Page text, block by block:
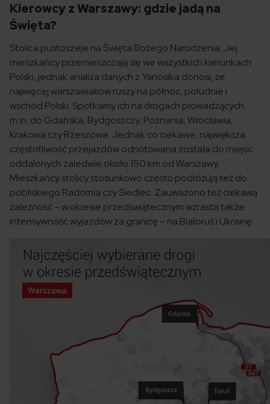
Kierowcy z Warszawy: gdzie jadą na
Święta?
Stolica pustoszeje na Święta Bożego Narodzenia. Jej
mieszkańcy przemieszczają się we wszystkich kierunkach
Polski, jednak analiza danych z Yanosika donosi, że
najwięcej warszawiaków ruszy na północ, południe i
wschód Polski. Spotkamy ich na drogach prowadzących
m.in. do Gdańska, Bydgoszczy, Poznania, Wrocławia,
Krakowa czy Rzeszowa. Jednak co ciekawe, największa
częstotliwość przejazdów odnotowana została do miejsc
oddalonych zaledwie około 150 km od Warszawy.
Mieszkańcy stolicy stosunkowo często podróżują też do
pobliskiego Radomia czy Siedlec. Zauważono też ciekawą
zależność – w okresie przedświątecznym wzrasta także
intensywność wyjazdów za granicę – na Białoruś i Ukrainę.